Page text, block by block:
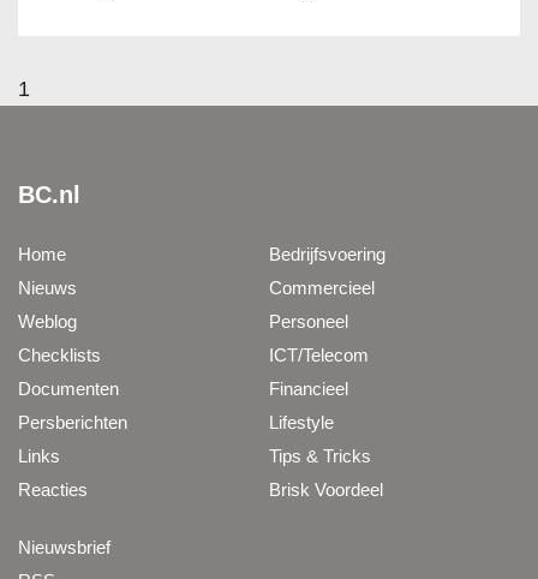
1
BC.nl
Home
Nieuws
Weblog
Checklists
Documenten
Persberichten
Links
Reacties
Bedrijfsvoering
Commercieel
Personeel
ICT/Telecom
Financieel
Lifestyle
Tips & Tricks
Brisk Voordeel
Nieuwsbrief